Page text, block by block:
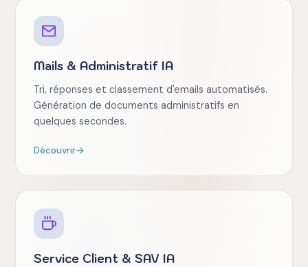
Mails & Administratif IA
Tri, réponses et classement d'emails automatisés.
Génération de documents administratifs en
quelques secondes.
Découvrir→
Service Client & SAV IA